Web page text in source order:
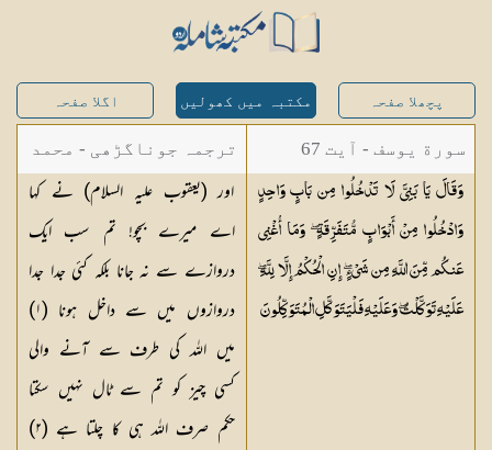
پچھلا صفحہ مکتبہ میں کھولیں اگلا صفحہ
سورة یوسف - آیت 67
وَقَالَ يَا بَنِيَّ لَا تَدْخُلُوا مِن بَابٍ وَاحِدٍ
وَادْخُلُوا مِنْ أَبْوَابٍ مُّتَفَرِّقَةٍ ۖ وَمَا أُغْنِي
عَنكُم مِّنَ اللَّهِ مِن شَيْءٍ ۖ إِنِ الْحُكْمُ إِلَّا لِلَّهِ ۖ
عَلَيْهِ تَوَكَّلْتُ ۖ وَعَلَيْهِ فَلْيَتَوَكَّلِالْمُتَوَكِّلُونَ
ترجمہ جوناگڑھی - محمد
جونا گڑھی
اور (یعقوب علیہ السلام) نے کہا
اے میرے بچو! تم سب ایک
دروازے سے نہ جانا بلکہ کئی جدا جدا
دروازوں میں سے داخل ہونا (١)
میں اللہ کی طرف سے آنے والی
کسی چیز کو تم سے ٹال نہیں سکتا
حکم صرف اللہ ہی کا چلتا ہے (٢)